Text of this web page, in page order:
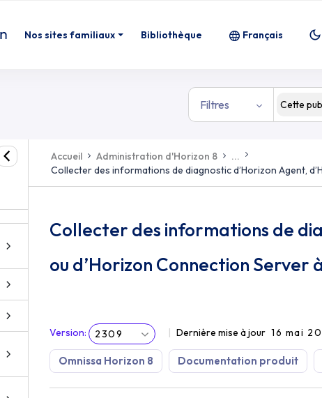
Nos sites familiaux Bibliothèque Français
Filtres Cette
Accueil Administration d'Horizon 8
...
Collecter des informations de diagnostic d’Horizon Agent,
Collecter des informations de
ou d’Horizon Connection
Version: 2309 Dernière mise à jour 16 mai
Omnissa Horizon 8 Documentation produit